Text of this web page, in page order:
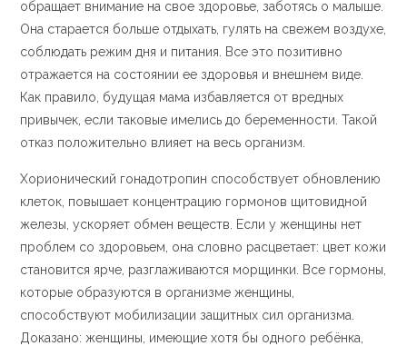
обращает внимание на свое здоровье, заботясь о малыше.
Она старается больше отдыхать, гулять на свежем воздухе,
соблюдать режим дня и питания. Все это позитивно
отражается на состоянии ее здоровья и внешнем виде.
Как правило, будущая мама избавляется от вредных
привычек, если таковые имелись до беременности. Такой
отказ положительно влияет на весь организм.
Хорионический гонадотропин способствует обновлению
клеток, повышает концентрацию гормонов щитовидной
железы, ускоряет обмен веществ. Если у женщины нет
проблем со здоровьем, она словно расцветает: цвет кожи
становится ярче, разглаживаются морщинки. Все гормоны,
которые образуются в организме женщины,
способствуют мобилизации защитных сил организма.
Доказано: женщины, имеющие хотя бы одного ребёнка,